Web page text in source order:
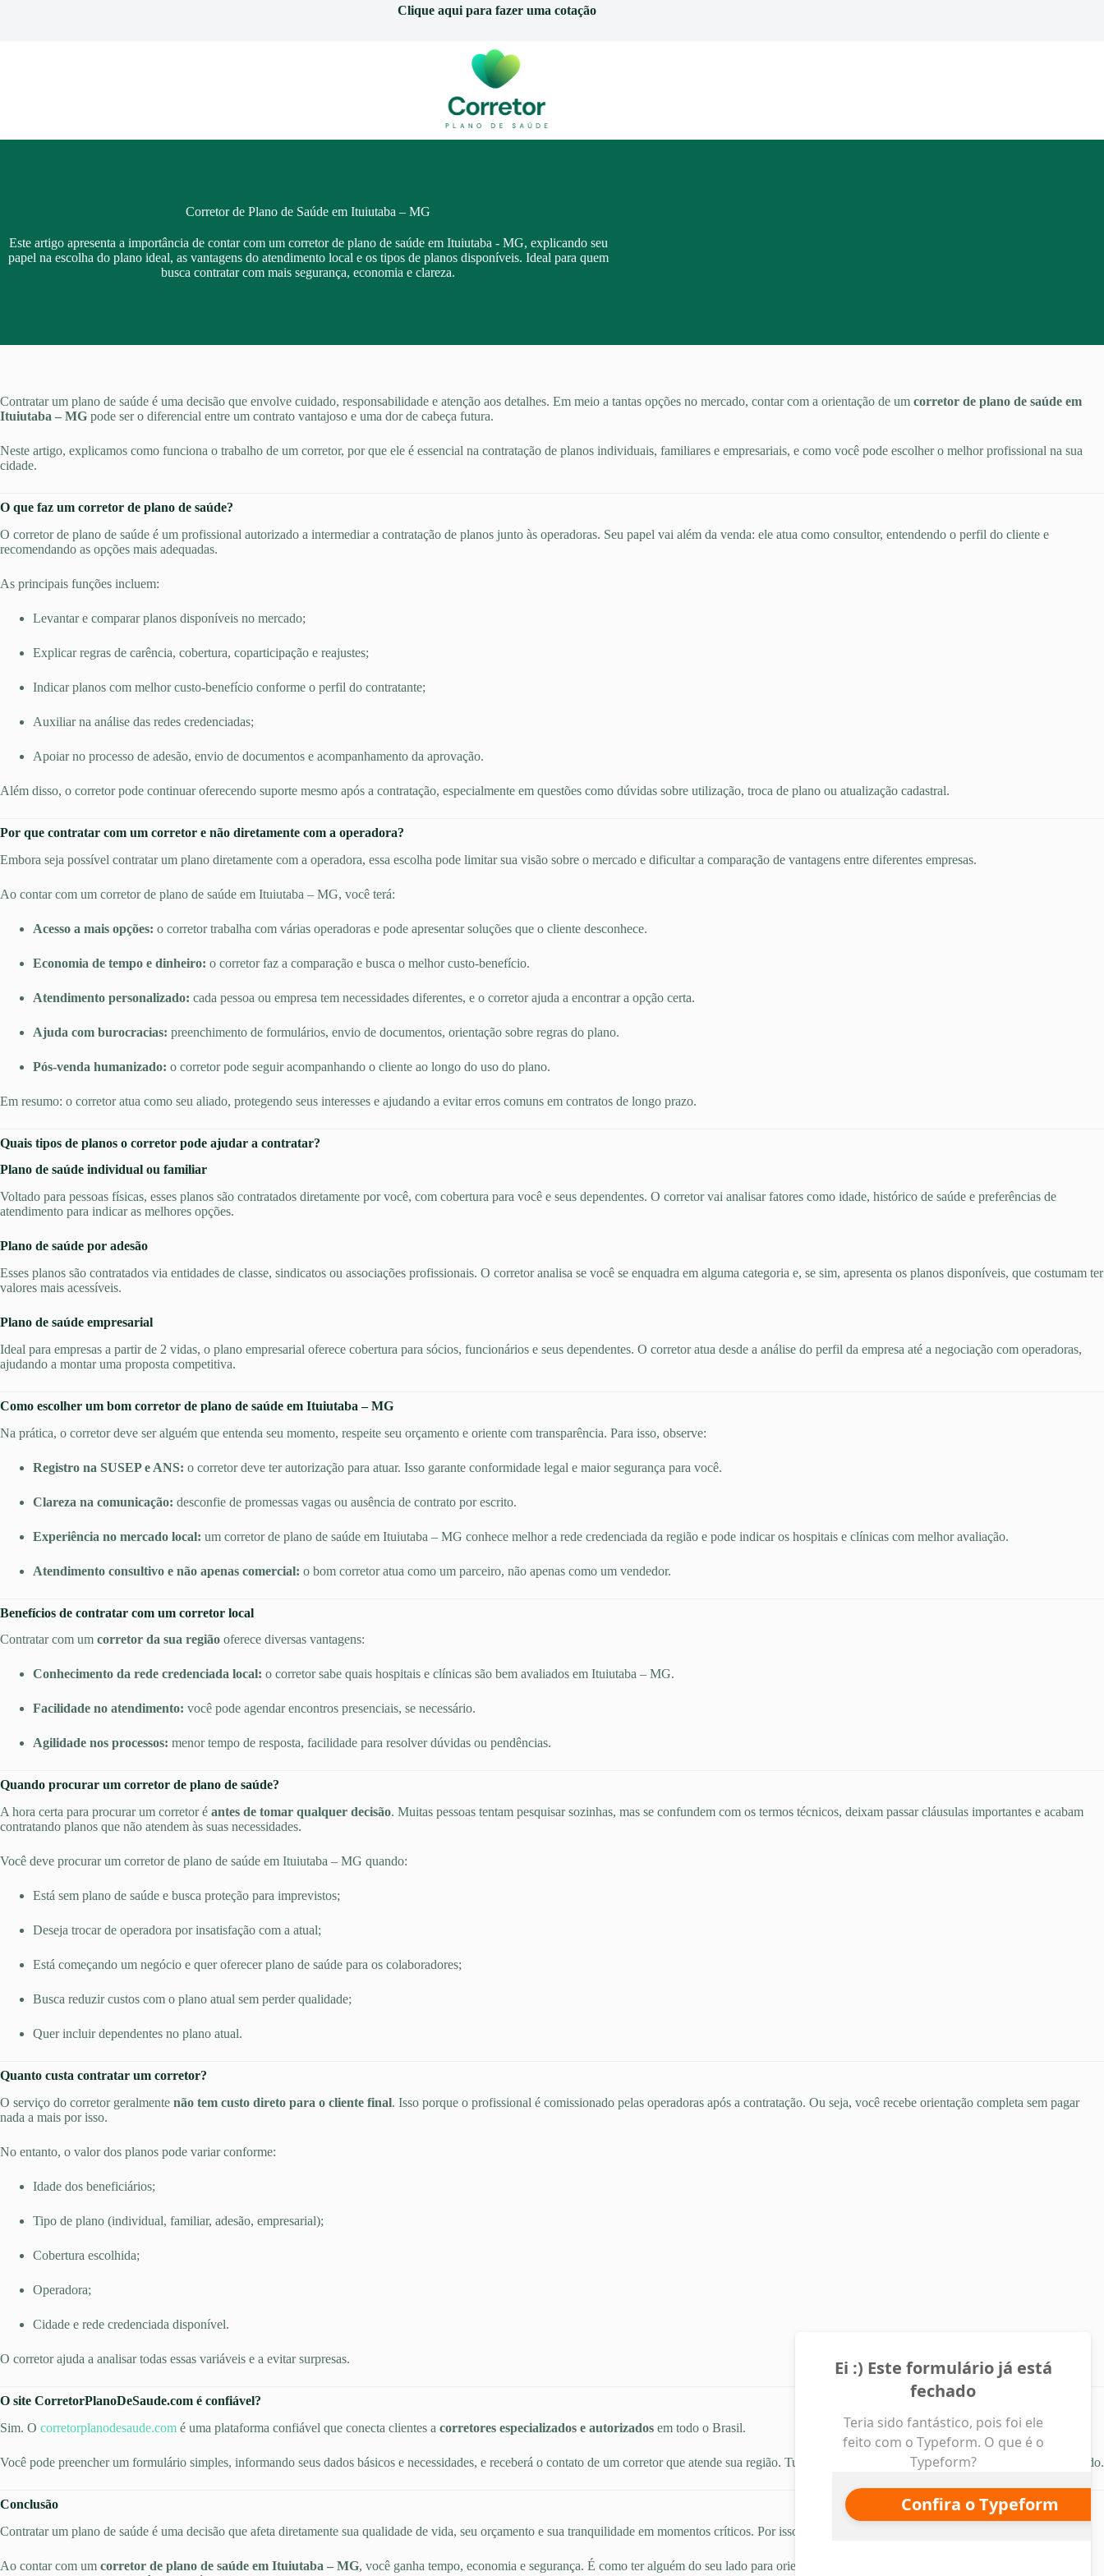
Clique aqui para fazer uma cotação
Corretor de Plano de Saúde em Ituiutaba – MG
Este artigo apresenta a importância de contar com um corretor de plano de saúde em Ituiutaba - MG, explicando seu
papel na escolha do plano ideal, as vantagens do atendimento local e os tipos de planos disponíveis. Ideal para quem
busca contratar com mais segurança, economia e clareza.
Contratar um plano de saúde é uma decisão que envolve cuidado, responsabilidade e atenção aos detalhes. Em meio a tantas opções no mercado, contar com a orientação de um corretor de plano de saúde em
Ituiutaba – MG pode ser o diferencial entre um contrato vantajoso e uma dor de cabeça futura.
Neste artigo, explicamos como funciona o trabalho de um corretor, por que ele é essencial na contratação de planos individuais, familiares e empresariais, e como você pode escolher o melhor profissional na sua
cidade.
O que faz um corretor de plano de saúde?
O corretor de plano de saúde é um profissional autorizado a intermediar a contratação de planos junto às operadoras. Seu papel vai além da venda: ele atua como consultor, entendendo o perfil do cliente e
recomendando as opções mais adequadas.
As principais funções incluem:
Levantar e comparar planos disponíveis no mercado;
Explicar regras de carência, cobertura, coparticipação e reajustes;
Indicar planos com melhor custo-benefício conforme o perfil do contratante;
Auxiliar na análise das redes credenciadas;
Apoiar no processo de adesão, envio de documentos e acompanhamento da aprovação.
Além disso, o corretor pode continuar oferecendo suporte mesmo após a contratação, especialmente em questões como dúvidas sobre utilização, troca de plano ou atualização cadastral.
Por que contratar com um corretor e não diretamente com a operadora?
Embora seja possível contratar um plano diretamente com a operadora, essa escolha pode limitar sua visão sobre o mercado e dificultar a comparação de vantagens entre diferentes empresas.
Ao contar com um corretor de plano de saúde em Ituiutaba – MG, você terá:
Acesso a mais opções: o corretor trabalha com várias operadoras e pode apresentar soluções que o cliente desconhece.
Economia de tempo e dinheiro: o corretor faz a comparação e busca o melhor custo-benefício.
Atendimento personalizado: cada pessoa ou empresa tem necessidades diferentes, e o corretor ajuda a encontrar a opção certa.
Ajuda com burocracias: preenchimento de formulários, envio de documentos, orientação sobre regras do plano.
Pós-venda humanizado: o corretor pode seguir acompanhando o cliente ao longo do uso do plano.
Em resumo: o corretor atua como seu aliado, protegendo seus interesses e ajudando a evitar erros comuns em contratos de longo prazo.
Quais tipos de planos o corretor pode ajudar a contratar?
Plano de saúde individual ou familiar
Voltado para pessoas físicas, esses planos são contratados diretamente por você, com cobertura para você e seus dependentes. O corretor vai analisar fatores como idade, histórico de saúde e preferências de
atendimento para indicar as melhores opções.
Plano de saúde por adesão
Esses planos são contratados via entidades de classe, sindicatos ou associações profissionais. O corretor analisa se você se enquadra em alguma categoria e, se sim, apresenta os planos disponíveis, que costumam ter
valores mais acessíveis.
Plano de saúde empresarial
Ideal para empresas a partir de 2 vidas, o plano empresarial oferece cobertura para sócios, funcionários e seus dependentes. O corretor atua desde a análise do perfil da empresa até a negociação com operadoras,
ajudando a montar uma proposta competitiva.
Como escolher um bom corretor de plano de saúde em Ituiutaba – MG
Na prática, o corretor deve ser alguém que entenda seu momento, respeite seu orçamento e oriente com transparência. Para isso, observe:
Registro na SUSEP e ANS: o corretor deve ter autorização para atuar. Isso garante conformidade legal e maior segurança para você.
Clareza na comunicação: desconfie de promessas vagas ou ausência de contrato por escrito.
Experiência no mercado local: um corretor de plano de saúde em Ituiutaba – MG conhece melhor a rede credenciada da região e pode indicar os hospitais e clínicas com melhor avaliação.
Atendimento consultivo e não apenas comercial: o bom corretor atua como um parceiro, não apenas como um vendedor.
Benefícios de contratar com um corretor local
Contratar com um corretor da sua região oferece diversas vantagens:
Conhecimento da rede credenciada local: o corretor sabe quais hospitais e clínicas são bem avaliados em Ituiutaba – MG.
Facilidade no atendimento: você pode agendar encontros presenciais, se necessário.
Agilidade nos processos: menor tempo de resposta, facilidade para resolver dúvidas ou pendências.
Quando procurar um corretor de plano de saúde?
A hora certa para procurar um corretor é antes de tomar qualquer decisão. Muitas pessoas tentam pesquisar sozinhas, mas se confundem com os termos técnicos, deixam passar cláusulas importantes e acabam
contratando planos que não atendem às suas necessidades.
Você deve procurar um corretor de plano de saúde em Ituiutaba – MG quando:
Está sem plano de saúde e busca proteção para imprevistos;
Deseja trocar de operadora por insatisfação com a atual;
Está começando um negócio e quer oferecer plano de saúde para os colaboradores;
Busca reduzir custos com o plano atual sem perder qualidade;
Quer incluir dependentes no plano atual.
Quanto custa contratar um corretor?
O serviço do corretor geralmente não tem custo direto para o cliente final. Isso porque o profissional é comissionado pelas operadoras após a contratação. Ou seja, você recebe orientação completa sem pagar
nada a mais por isso.
No entanto, o valor dos planos pode variar conforme:
Idade dos beneficiários;
Tipo de plano (individual, familiar, adesão, empresarial);
Cobertura escolhida;
Operadora;
Cidade e rede credenciada disponível.
O corretor ajuda a analisar todas essas variáveis e a evitar surpresas.
O site CorretorPlanoDeSaude.com é confiável?
Sim. O corretorplanodesaude.com é uma plataforma confiável que conecta clientes a corretores especializados e autorizados em todo o Brasil.
Você pode preencher um formulário simples, informando seus dados básicos e necessidades, e receberá o contato de um corretor que atende sua região. Tudo com segurança, privacidade e atendimento humanizado.
Conclusão
Contratar um plano de saúde é uma decisão que afeta diretamente sua qualidade de vida, seu orçamento e sua tranquilidade em momentos críticos. Por isso, não vale a pena fazer isso sozinho.
Ao contar com um corretor de plano de saúde em Ituiutaba – MG, você ganha tempo, economia e segurança. É como ter alguém do seu lado para orientar, comparar, negociar e acompanhar — sempre